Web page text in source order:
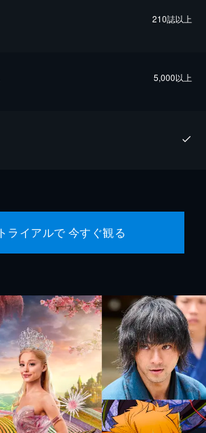
210誌以上
5,000以上
ライアルで 今すぐ観る